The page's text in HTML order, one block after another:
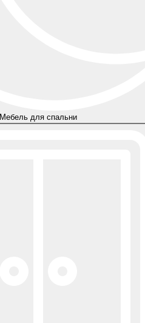
Мебель для спальни